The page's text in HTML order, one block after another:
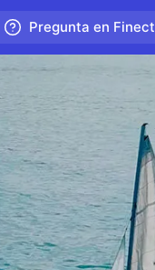
Pregunta en Finect